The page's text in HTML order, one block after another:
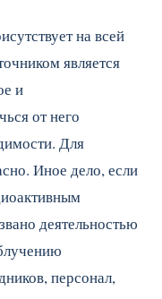
на всей
является
и
от него
Для
Иное дело, если
деятельностью
персонал,